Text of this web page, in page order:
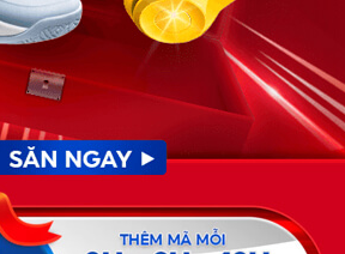
Chiếc giường nhỏ được xếp
mỏng. Khi định quay ra, anh
xuống nền.